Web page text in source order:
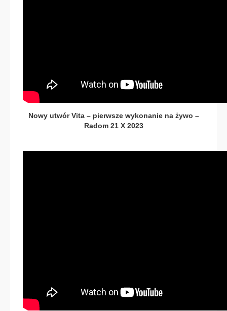
Nowy utwór Vita – pierwsze wykonanie na żywo –
Radom 21 X 2023